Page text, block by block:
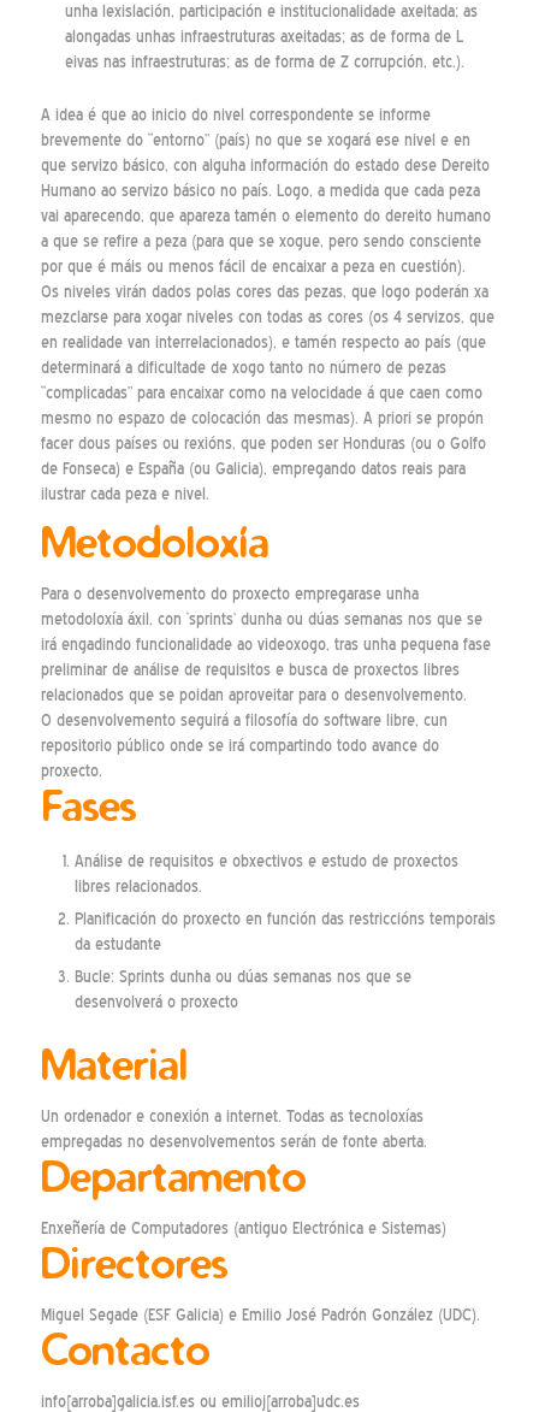
unha lexislación, participación e institucionalidade axeitada; as
alongadas unhas infraestruturas axeitadas; as de forma de L
eivas nas infraestruturas; as de forma de Z corrupción, etc.).
A idea é que ao inicio do nivel correspondente se informe
brevemente do “entorno” (país) no que se xogará ese nivel e en
que servizo básico, con alguha información do estado dese Dereito
Humano ao servizo básico no país. Logo, a medida que cada peza
vai aparecendo, que apareza tamén o elemento do dereito humano
a que se refire a peza (para que se xogue, pero sendo consciente
por que é máis ou menos fácil de encaixar a peza en cuestión).
Os niveles virán dados polas cores das pezas, que logo poderán xa
mezclarse para xogar niveles con todas as cores (os 4 servizos, que
en realidade van interrelacionados), e tamén respecto ao país (que
determinará a dificultade de xogo tanto no número de pezas
“complicadas” para encaixar como na velocidade á que caen como
mesmo no espazo de colocación das mesmas). A priori se propón
facer dous países ou rexións, que poden ser Honduras (ou o Golfo
de Fonseca) e España (ou Galicia), empregando datos reais para
ilustrar cada peza e nivel.
Metodoloxía
Para o desenvolvemento do proxecto empregarase unha
metodoloxía áxil, con ‘sprints’ dunha ou dúas semanas nos que se
irá engadindo funcionalidade ao videoxogo, tras unha pequena fase
preliminar de análise de requisitos e busca de proxectos libres
relacionados que se poidan aproveitar para o desenvolvemento.
O desenvolvemento seguirá a filosofía do software libre, cun
repositorio público onde se irá compartindo todo avance do
proxecto.
Fases
Análise de requisitos e obxectivos e estudo de proxectos
libres relacionados.
Planificación do proxecto en función das restriccións temporais
da estudante
Bucle: Sprints dunha ou dúas semanas nos que se
desenvolverá o proxecto
Material
Un ordenador e conexión a internet. Todas as tecnoloxías
empregadas no desenvolvementos serán de fonte aberta.
Departamento
Enxeñería de Computadores (antiguo Electrónica e Sistemas)
Directores
Miguel Segade (ESF Galicia) e Emilio José Padrón González (UDC).
Contacto
info[arroba]galicia.isf.es ou emilioj[arroba]udc.es